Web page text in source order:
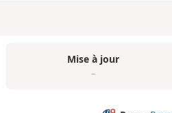
Mise à jour
–